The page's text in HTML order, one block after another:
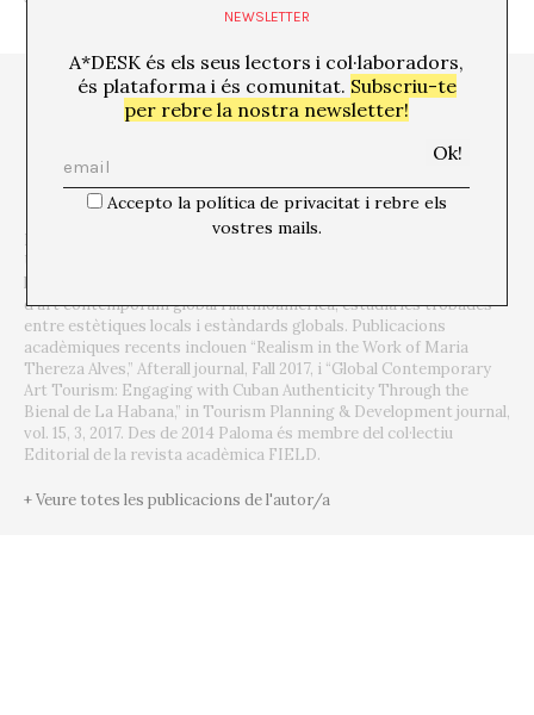
Paloma Checa-Gismero és Profesora Adjunta a San Diego State
University i Candidata a Doctora en Història, Crítica i Teoría de
l’Art per la Universitat de California, San Diego. Historiadora
d’art contemporani global i llatinoamericà, estudia les trobades
entre estètiques locals i estàndards globals. Publicacions
acadèmiques recents inclouen “Realism in the Work of Maria
Thereza Alves,” Afterall journal, Fall 2017, i “Global Contemporary
Art Tourism: Engaging with Cuban Authenticity Through the
Bienal de La Habana,” in Tourism Planning & Development journal,
vol. 15, 3, 2017. Des de 2014 Paloma és membre del col·lectiu
Editorial de la revista acadèmica FIELD.
+ Veure totes les publicacions de l'autor/a
NEWSLETTER
A*DESK és els seus lectors i col·laboradors,
és plataforma i és comunitat. Subscriu-te
per rebre la nostra newsletter!
Accepto la política de privacitat i rebre els
vostres mails.